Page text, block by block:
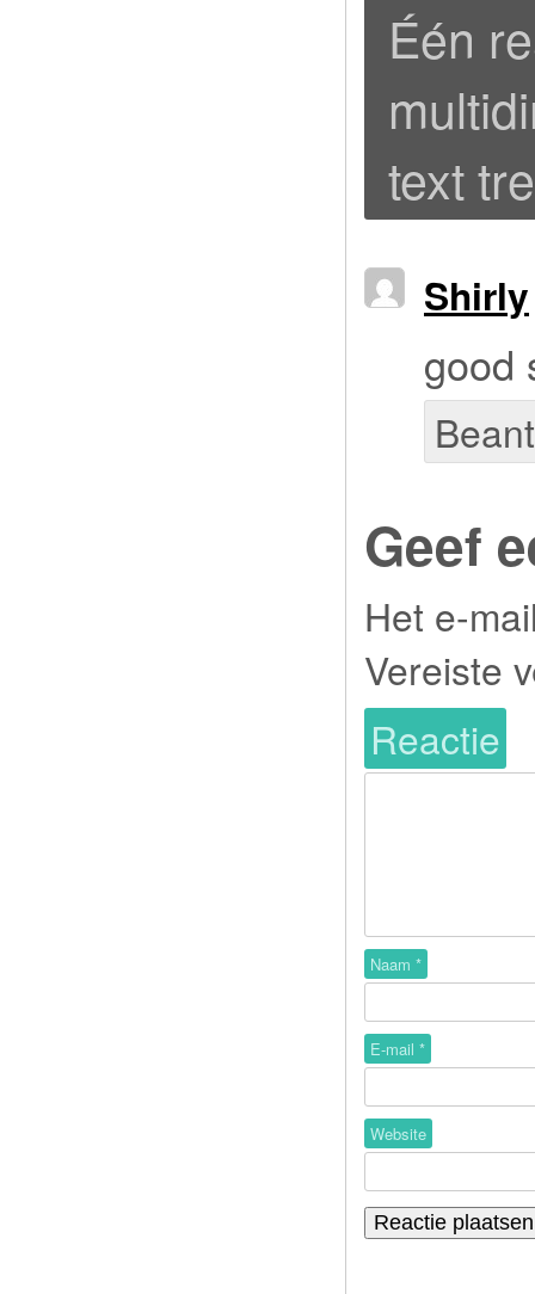
Één
text
Shirly
good
Geef
Het e-
Vereiste
Reactie
Naam *
E-mail *
Website